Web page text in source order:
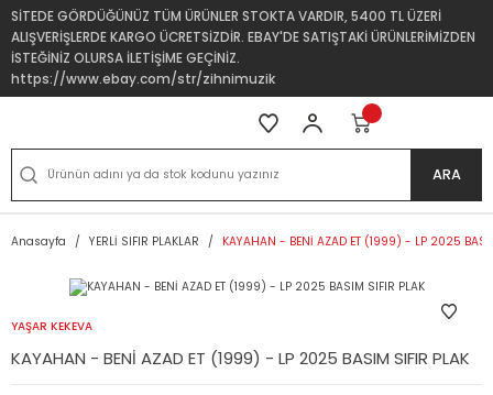
SİTEDE GÖRDÜĞÜNÜZ TÜM ÜRÜNLER STOKTA VARDIR, 5400 TL ÜZERİ
ALIŞVERİŞLERDE KARGO ÜCRETSİZDİR. EBAY'DE SATIŞTAKİ ÜRÜNLERİMİZDEN
İSTEĞİNİZ OLURSA İLETİŞİME GEÇİNİZ.
https://www.ebay.com/str/zihnimuzik
ARA
Anasayfa YERLİ SIFIR PLAKLAR KAYAHAN - BENİ AZAD ET (1999) - LP 2025
YAŞAR KEKEVA
KAYAHAN - BENİ AZAD ET (1999) - LP 2025 BASIM SIFIR PLAK